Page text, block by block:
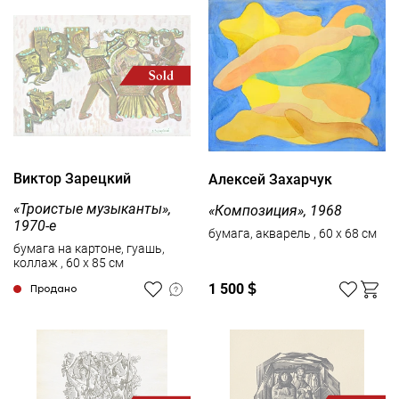
Виктор Зарецкий
«Троистые музыканты»,
1970-е
бумага на картоне, гуашь,
коллаж , 60 x 85 см
Продано
Алексей Захарчук
«Композиция», 1968
бумага, акварель , 60 x 68 см
1 500 $